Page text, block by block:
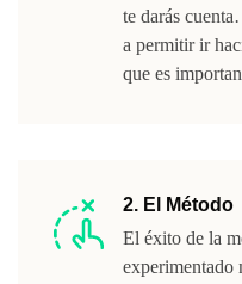
te darás
a permitir ir
que es
2. El Método
El éxito de la
experimentado